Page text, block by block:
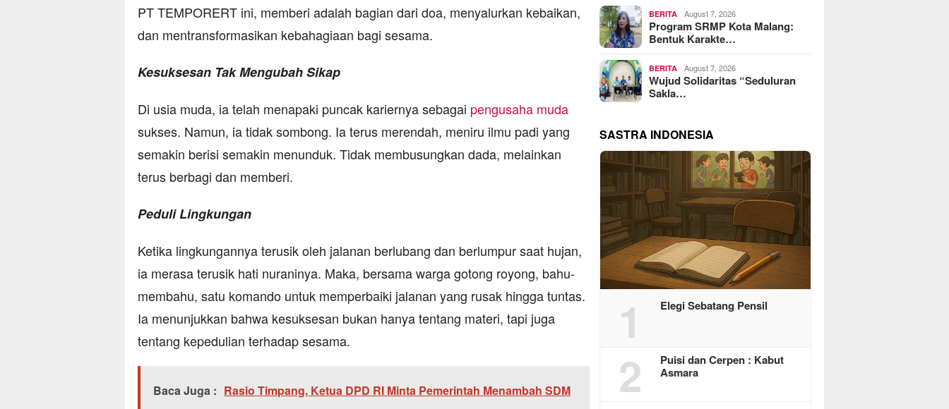
PT TEMPORERT ini, memberi adalah bagian dari doa, menyalurkan kebaikan,
dan mentransformasikan kebahagiaan bagi sesama.
Kesuksesan Tak Mengubah Sikap
Di usia muda, ia telah menapaki puncak kariernya sebagai pengusaha muda
sukses. Namun, ia tidak sombong. Ia terus merendah, meniru ilmu padi yang
semakin berisi semakin menunduk. Tidak membusungkan dada, melainkan
terus berbagi dan memberi.
Peduli Lingkungan
Ketika lingkungannya terusik oleh jalanan berlubang dan berlumpur saat hujan,
ia merasa terusik hati nuraninya. Maka, bersama warga gotong royong, bahu-
membahu, satu komando untuk memperbaiki jalanan yang rusak hingga tuntas.
Ia menunjukkan bahwa kesuksesan bukan hanya tentang materi, tapi juga
tentang kepedulian terhadap sesama.
Baca Juga : Rasio Timpang, Ketua DPD RI Minta Pemerintah Menambah SDM
BERITA August 7, 2026
Program SRMP Kota Malang:
Bentuk Karakte…
BERITA August 7, 2026
Wujud Solidaritas “Seduluran
Sakla…
SASTRA INDONESIA
1 Elegi Sebatang Pensil
2
Puisi dan Cerpen : Kabut
Asmara